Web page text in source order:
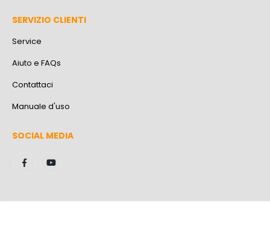
SERVIZIO CLIENTI
Service
Aiuto e FAQs
Contattaci
Manuale d'uso
SOCIAL MEDIA